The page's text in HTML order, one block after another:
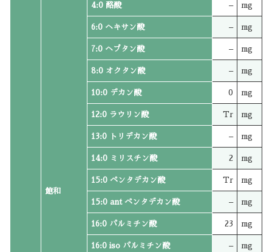
飽和
4:0 酪酸 – mg
6:0 ヘキサン酸 – mg
7:0 ヘプタン酸 – mg
8:0 オクタン酸 – mg
10:0 デカン酸 0 mg
12:0 ラウリン酸 Tr mg
13:0 トリデカン酸 – mg
14:0 ミリスチン酸 2 mg
15:0 ペンタデカン酸 Tr mg
15:0 ant ペンタデカン酸 – mg
16:0 パルミチン酸 23 mg
16:0 iso パルミチン酸 – mg